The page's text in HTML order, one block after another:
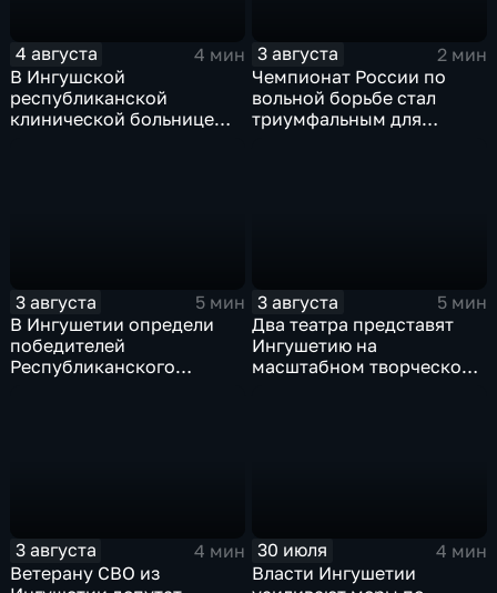
4 августа
4 мин
В Ингушской
республиканской
клинической больнице
3 августа
2 мин
Чемпионат России по
вольной борьбе стал
триумфальным для
3 августа
5 мин
В Ингушетии определи
победителей
Республиканского
3 августа
5 мин
Два театра представят
Ингушетию на
масштабном творческом
3 августа
4 мин
Ветерану СВО из
30 июля
4 мин
Власти Ингушетии